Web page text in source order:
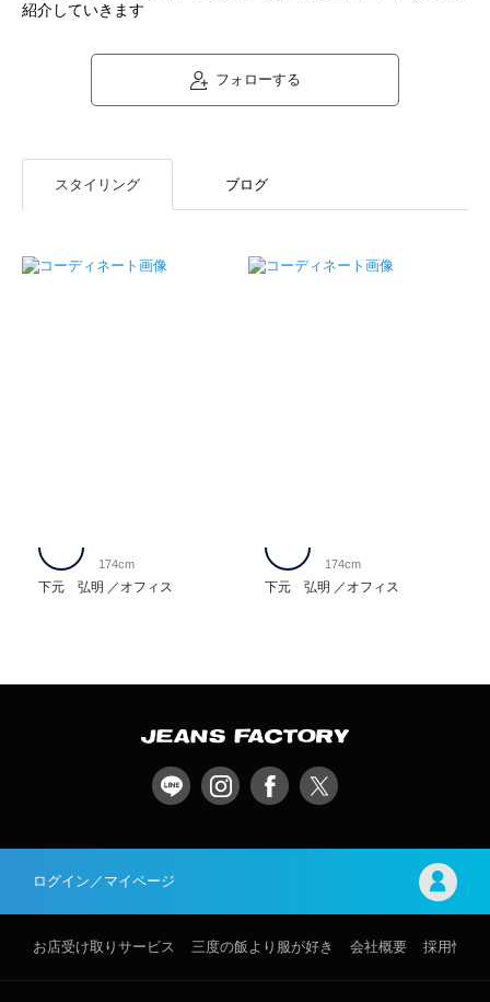
紹介していきます
フォローする
スタイリング ブログ
下元 弘明 オフィス
174cm
下元 弘明 オフィス
174cm
ログイン／マイページ
お店受け取りサービス 三度の飯より服が好き 会社概要 採用情報